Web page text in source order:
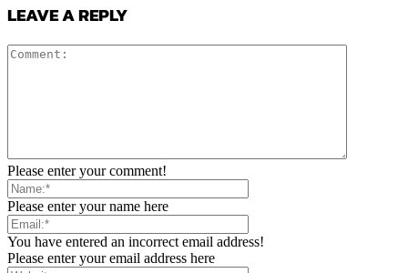
LEAVE A REPLY
Please enter your comment!
Please enter your name here
You have entered an incorrect email address!
Please enter your email address here